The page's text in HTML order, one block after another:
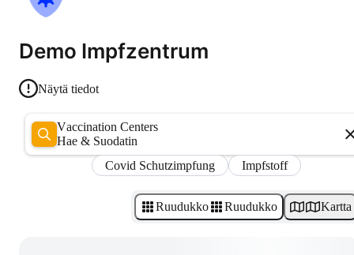
Demo Impfzentrum
Näytä tiedot
Vaccination Centers
Hae & Suodatin
Covid Schutzimpfung
Impfstoff
Ruudukko Ruudukko Kartta